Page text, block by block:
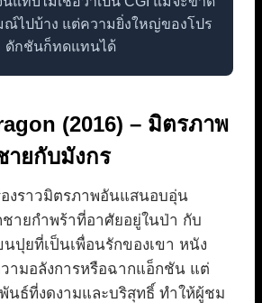
ณ์ไปบ้าง แต่ความยิ่งใหญ่ของโปร
ดักชันก็ทดแทนได้
(2016) – มิตรภาพ
ายกับมังกร
องราวมิตรภาพอันแสนอบอุ่น
ชายกำพร้าที่อาศัยอยู่ในป่า กับ
นปุยที่เป็นเพื่อนรักของเขา หนัง
วามอลังการหรือฉากแอ็กชัน แต่
นธ์ที่งดงามและบริสุทธิ์ ทำให้ผู้ชม